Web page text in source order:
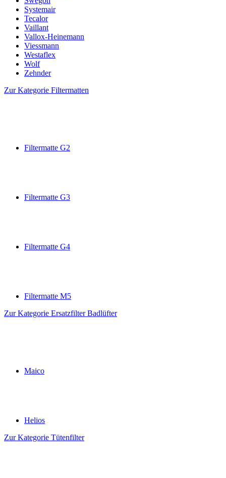
Systemair
Tecalor
Vaillant
Vallox-Heinemann
Viessmann
Westaflex
Wolf
Zehnder
Zur Kategorie Filtermatten
Filtermatte G2
Filtermatte G3
Filtermatte G4
Filtermatte M5
Zur Kategorie Ersatzfilter Badlüfter
Maico
Helios
Zur Kategorie Tütenfilter